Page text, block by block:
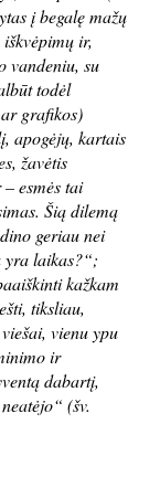
į begalę mažų
ir,
vandeniu, su
todėl
grafikos)
apogėjų, kartais
žavėtis
esmės tai
Šią dilemą
geriau nei
yra laikas?“;
kažkam
tiksliau,
vienu ypu
ir
dabartį,
(šv.